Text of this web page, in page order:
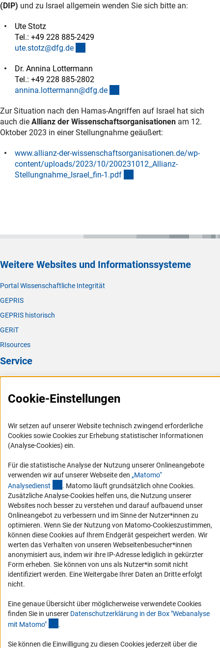
(DIP) und zu Israel allgemein wenden Sie sich bitte an:
Ute Stotz
Tel.: +49 228 885-2429
ute.stotz@dfg.de
Dr. Annina Lottermann
Tel.: +49 228 885-2802
annina.lottermann@dfg.de
Zur Situation nach den Hamas-Angriffen auf Israel hat sich
auch die Allianz der Wissenschaftsorganisationen am 12.
Oktober 2023 in einer Stellungnahme geäußert:
www.allianz-der-wissenschaftsorganisationen.de/wp-
content/uploads/2023/10/200231012_Allianz-
Stellungnahme_Israel_fin-1.pdf
Weitere Websites und Informationssysteme
Portal Wissenschaftliche Integrität
GEPRIS
GEPRIS historisch
GERiT
RIsources
Service
FAQ
Logo und Corporate Design
RSS-Feeds
Vergabeverfahren
Barrierefreiheit
Service und Informationen für Menschen mit Behinderungen
Erklärung zur Barrierefreiheit
Barriere melden
DFG-aktuell
Erhalten Sie Neuigkeiten aus der DFG direkt in Ihr Mailpostfach oder
schauen Sie sich die Ausgaben online an.
Zum Newsletter
Cookie-Einstellungen
Wir setzen auf unserer Website technisch zwingend erforderliche
Cookies sowie Cookies zur Erhebung statistischer Informationen
(Analyse-Cookies) ein.
Für die statistische Analyse der Nutzung unserer Onlineangebote
verwenden wir auf unserer Webseite den „Matomo“
Analysedienst (externer Link)
. Matomo läuft grundsätzlich ohne Cookies.
Zusätzliche Analyse-Cookies helfen uns, die Nutzung unserer
Websites noch besser zu verstehen und darauf aufbauend unser
Onlineangebot zu verbessern und im Sinne der Nutzer*innen zu
optimieren. Wenn Sie der Nutzung von Matomo-Cookieszustimmen,
können diese Cookies auf Ihrem Endgerät gespeichert werden. Wir
werten das Verhalten von unseren Webseitenbesucher*innen
anonymisiert aus, indem wir ihre IP-Adresse lediglich in gekürzter
Form erheben. Sie können von uns als Nutzer*in somit nicht
identifiziert werden. Eine Weitergabe Ihrer Daten an Dritte erfolgt
nicht.
Eine genaue Übersicht über möglicherweise verwendete Cookies
finden Sie in unserer Datenschutzerklärung in der Box "Webanalyse
mit Matomo" .
Sie können die Einwilligung zu diesen Cookies jederzeit über die